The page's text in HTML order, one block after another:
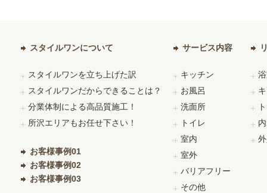
スタイルワンについて
スタイルワンを立ち上げた訳
スタイルワンだからできることは？
分業体制による高品質施工！
所沢エリアもお任せ下さい！
お客様事例01
お客様事例02
お客様事例03
サービス内容
キッチン
お風呂
洗面所
トイレ
室内
室外
バリアフリー
その他